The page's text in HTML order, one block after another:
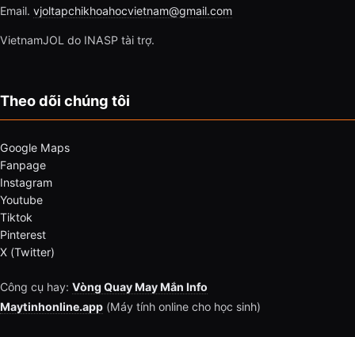
Email. vjoltapchikhoahocvietnam@gmail.com
VietnamJOL do INASP tài trợ.
Theo dõi chúng tôi
Google Maps
Fanpage
Instagram
Youtube
Tiktok
Pinterest
X (Twitter)
Công cụ hay: Vòng Quay May Mắn Info
Maytinhonline.app (Máy tính online cho học sinh)